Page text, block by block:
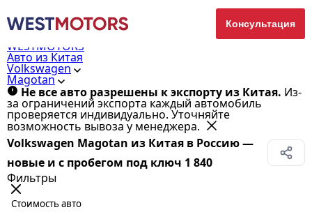
Консультация
WESTMOTORS
Авто из Китая
Volkswagen
Magotan
Не все авто разрешены к экспорту из Китая. Из-
за ограничений экспорта каждый автомобиль
проверяется индивидуально. Уточняйте
возможность вывоза у менеджера.
Volkswagen Magotan из Китая в Россию —
новые и с пробегом под ключ 1 840
Фильтры
Стоимость авто